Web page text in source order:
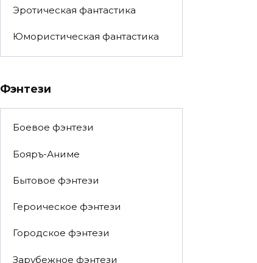
Эротическая фантастика
Юмористическая фантастика
Фэнтези
Боевое фэнтези
Бояръ-Аниме
Бытовое фэнтези
Героическое фэнтези
Городское фэнтези
Зарубежное фэнтези